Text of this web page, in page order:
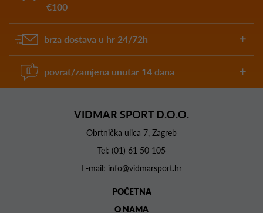
€100
brza dostava u hr 24/72h
povrat/zamjena unutar 14 dana
VIDMAR SPORT D.O.O.
Obrtnička ulica 7, Zagreb
Tel: (01) 61 50 105
E-mail: info@vidmarsport.hr
POČETNA
O NAMA